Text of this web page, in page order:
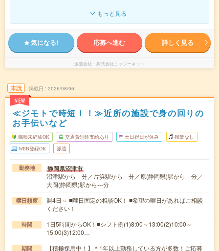
もっと見る
気になる! 応募へ進む 詳しく見る
派遣会社 株式会社ニッソーネット
未読
NEW
掲載日 2026/08/06
≪ジモトで時短！！≫近所の施設で身の回りの
お手伝いなど
職種未経験OK 交通費別途支給あり 土日祝日が休み 残業なし
WEB登録OK 派遣
勤務地 静岡県沼津市
沼津駅から---分／片浜駅から---分／原(静岡県)駅から---分／
大岡(静岡県)駅から---分
曜日頻度
週4日～ ■曜日固定の相談OK！ ■希望の曜日があればご相談
ください！
時間
1日5時間からOK！■シフト例(1)8:00～13:00(2)10:00～
15:00(3)12:00…
期間
【積極採用中！】＊1年以上勤務している方が多数！ご応募